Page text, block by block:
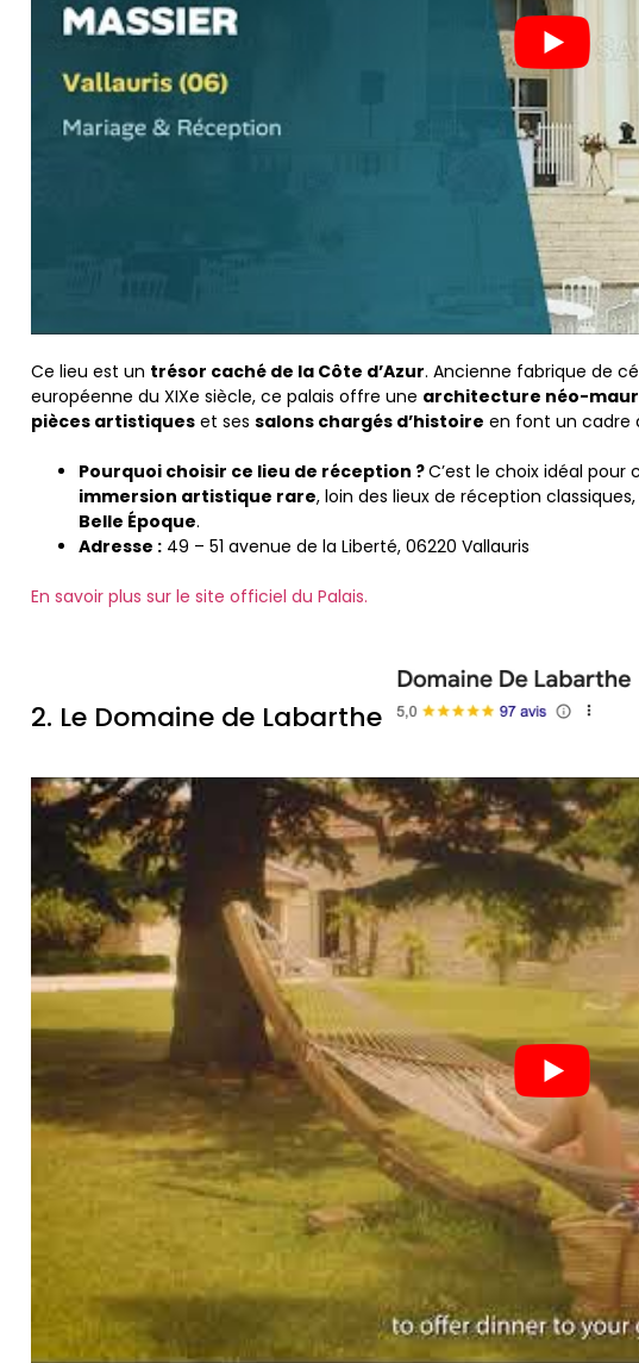
Ce lieu est un trésor caché de la Côte d’Azur. Ancienne fabrique de
européenne du XIXe siècle, ce palais offre une architecture néo-
pièces artistiques et ses salons chargés d’histoire en font un cadre
Pourquoi choisir ce lieu de réception ?C’est le choix idéal
immersion artistique rare, loin des lieux de réception
Belle Époque.
Adresse : 49 – 51 avenue de la Liberté, 06220 Vallauris
En savoir plus sur le site officiel du Palais.
2. Le Domaine de Labarthe